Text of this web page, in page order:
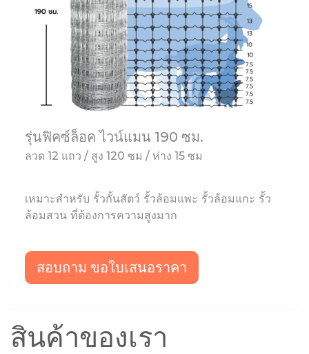
รุ่นฟิคซ์ล็อค ไวน์แมน 190 ซม.
ลวด 12 แถว / สูง 120 ซม / ห่าง 15 ซม
เหมาะสำหรับ รั้วกั้นสัตว์ รั้วล้อมแพะ รั้วล้อมแกะ รั้ว
ล้อมสวน ที่ต้องการความสูงมาก
สอบถาม ขอใบเสนอราคา
สินค้าของเรา